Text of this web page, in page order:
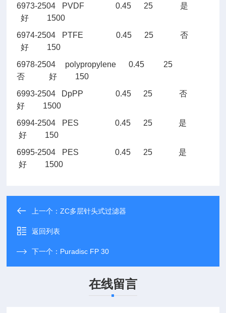
6973-2504 PVDF 0.45 25 是
好 1500
6974-2504 PTFE 0.45 25否
好 150
6978-2504 polypropylene 0.45 25
否
好 150
6993-2504 DpPP 0.45 25 否
好 1500
6994-2504 PES 0.45 25 是
好 150
6995-2504 PES 0.45 25 是
好 1500
上一个：ZC多层针头式过滤器
返回列表
下一个： Puradisc FP 30
在线留言